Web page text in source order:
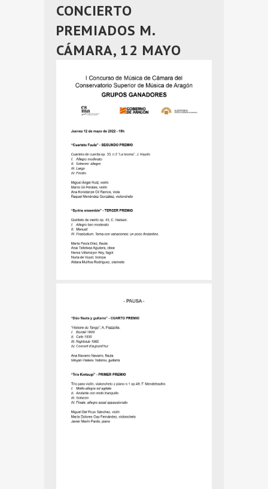
CONCIERTO
PREMIADOS M.
CÁMARA, 12 MAYO